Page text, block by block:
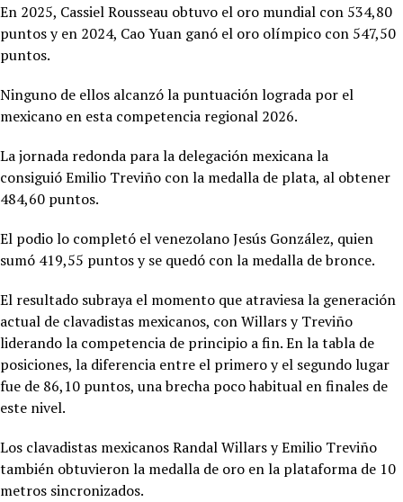
En 2025, Cassiel Rousseau obtuvo el oro mundial con 534,80
puntos y en 2024, Cao Yuan ganó el oro olímpico con 547,50
puntos.
Ninguno de ellos alcanzó la puntuación lograda por el
mexicano en esta competencia regional 2026.
La jornada redonda para la delegación mexicana la
consiguióEmilio Treviño con la medalla de plata, al obtener
484,60 puntos.
El podio lo completó el venezolano Jesús González, quien
sumó 419,55 puntos y se quedó con la medalla de bronce.
El resultado subraya el momento que atraviesa la generación
actual de clavadistas mexicanos, con Willars y Treviño
liderando la competencia de principio a fin. En la tabla de
posiciones, la diferencia entre el primero y el segundo lugar
fue de 86,10 puntos, una brecha poco habitual en finales de
este nivel.
Los clavadistas mexicanos Randal Willars y Emilio Treviño
también obtuvieron la medalla de oro en la plataforma de 10
metros sincronizados.